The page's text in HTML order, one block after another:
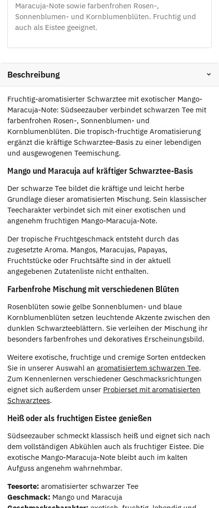
Maracuja-Note sowie farbenfrohen Rosen-,
Sonnenblumen- und Kornblumenblüten. Fruchtig und
auch als Eistee geeignet.
Beschreibung
Fruchtig-aromatisierter Schwarztee mit exotischer Mango-
Maracuja-Note: Südseezauber verbindet schwarzen Tee mit
farbenfrohen Rosen-, Sonnenblumen- und
Kornblumenblüten. Die tropisch-fruchtige Aromatisierung
ergänzt die kräftige Schwarztee-Basis zu einer lebendigen
und ausgewogenen Teemischung.
Mango und Maracuja auf kräftiger Schwarztee-Basis
Der schwarze Tee bildet die kräftige und leicht herbe
Grundlage dieser aromatisierten Mischung. Sein klassischer
Teecharakter verbindet sich mit einer exotischen und
angenehm fruchtigen Mango-Maracuja-Note.
Der tropische Fruchtgeschmack entsteht durch das
zugesetzte Aroma. Mangos, Maracujas, Papayas,
Fruchtstücke oder Fruchtsäfte sind in der aktuell
angegebenen Zutatenliste nicht enthalten.
Farbenfrohe Mischung mit verschiedenen Blüten
Rosenblüten sowie gelbe Sonnenblumen- und blaue
Kornblumenblüten setzen leuchtende Akzente zwischen den
dunklen Schwarzteeblättern. Sie verleihen der Mischung ihr
besonders farbenfrohes und dekoratives Erscheinungsbild.
Weitere exotische, fruchtige und cremige Sorten entdecken
Sie in unserer Auswahl an aromatisiertem schwarzen Tee.
Zum Kennenlernen verschiedener Geschmacksrichtungen
eignet sich außerdem unser Probierset mit aromatisierten
Schwarztees.
Heiß oder als fruchtigen Eistee genießen
Südseezauber schmeckt klassisch heiß und eignet sich nach
dem vollständigen Abkühlen auch als fruchtiger Eistee. Die
exotische Mango-Maracuja-Note bleibt auch im kalten
Aufguss angenehm wahrnehmbar.
Teesorte: aromatisierter schwarzer Tee
Geschmack: Mango und Maracuja